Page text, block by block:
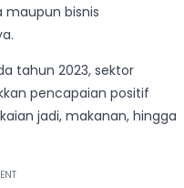
maupun bisnis
tahun 2023, sektor
pencapaian positif
jadi, makanan, hingga